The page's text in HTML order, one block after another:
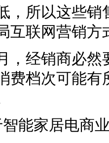
，所以这些
互联网营销方
经销商必然
费档次可能
家居电商